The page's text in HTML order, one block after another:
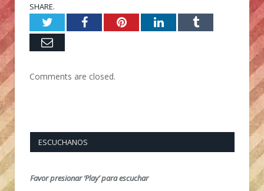
SHARE.
TwitterFacebookPinterestLinkedInTumblr
Email
Comments are closed.
ESCUCHANOS
Favor presionar ‘Play’ para escuchar